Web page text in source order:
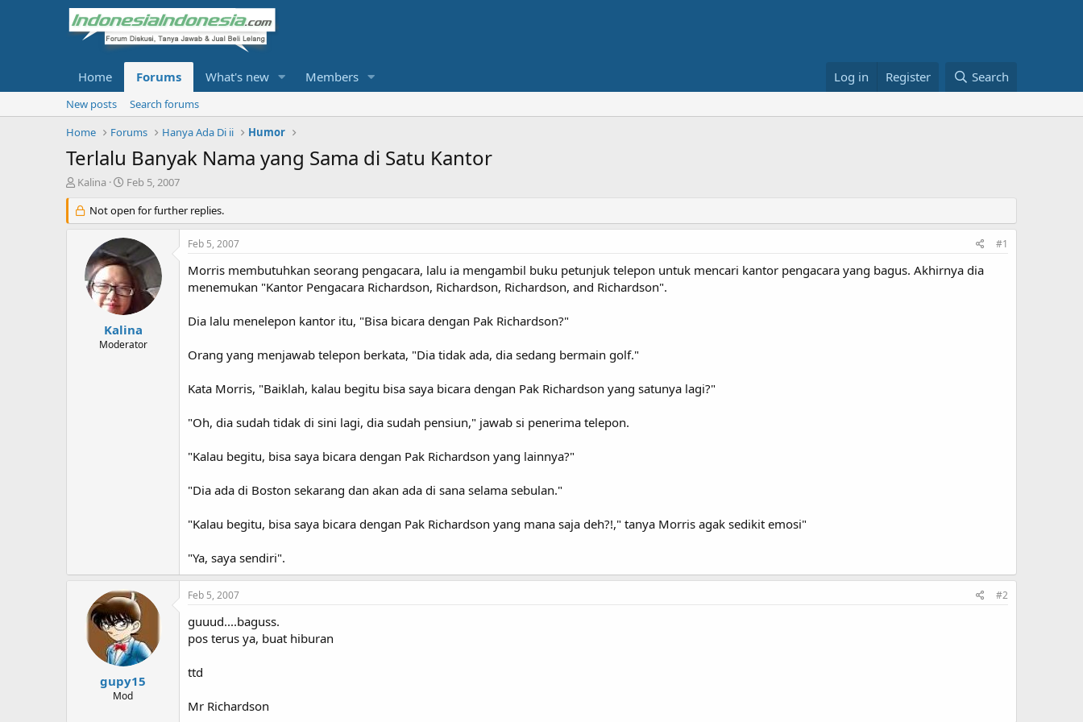
Home Forums What's new Members Log in Register Search
New posts
Search forums
Home
Forums Hanya Ada Di ii Humor
Terlalu Banyak Nama yang Sama di Satu Kantor
T
r
e
Kalina
S
a
r
t
d
a
t
e
Feb 5, 2007
Not open for further replies.
Kalina
Moderator
Feb 5, 2007 #1
Morris membutuhkan seorang pengacara, lalu ia mengambil buku petunjuk telepon untuk mencari kantor pengacara yang bagus. Akhirnya dia
menemukan "Kantor Pengacara Richardson, Richardson, Richardson, and Richardson".
Dia lalu menelepon kantor itu, "Bisa bicara dengan Pak Richardson?"
Orang yang menjawab telepon berkata, "Dia tidak ada, dia sedang bermain golf."
Kata Morris, "Baiklah, kalau begitu bisa saya bicara dengan Pak Richardson yang satunya lagi?"
"Oh, dia sudah tidak di sini lagi, dia sudah pensiun," jawab si penerima telepon.
"Kalau begitu, bisa saya bicara dengan Pak Richardson yang lainnya?"
"Dia ada di Boston sekarang dan akan ada di sana selama sebulan."
"Kalau begitu, bisa saya bicara dengan Pak Richardson yang mana saja deh?!," tanya Morris agak sedikit emosi"
"Ya, saya sendiri".
gupy15
Mod
Feb 5, 2007 #2
guuud....baguss.
pos terus ya, buat hiburan
ttd
Mr Richardson